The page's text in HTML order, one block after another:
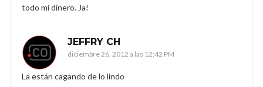
todo mi dinero. Ja!
JEFFRY CH
diciembre 26, 2012 a las 12:42 PM
La están cagando de lo lindo